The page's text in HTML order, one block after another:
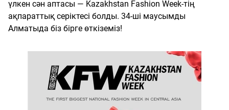
үлкен сән аптасы — Kazakhstan Fashion Week-тің
ақпараттық серіктесі болды. 34-ші маусымды
Алматыда біз бірге өткіземіз!